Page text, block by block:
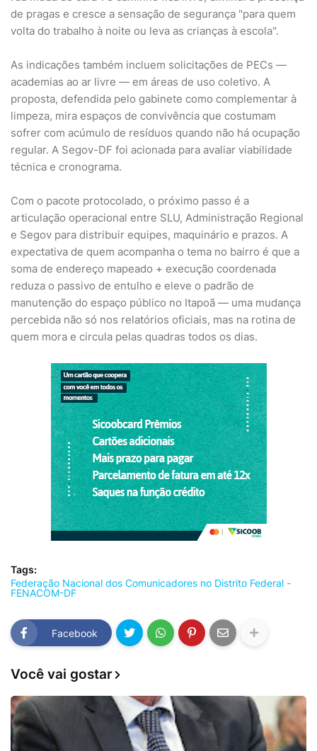
de pragas e cresce a sensação de segurança "para quem
volta do trabalho à noite ou leva as crianças à escola".
As indicações também incluem solicitações de PECs —
academias ao ar livre — em áreas de uso coletivo. A
proposta, defendida pelo gabinete como complementar à
limpeza, mira espaços de convivência que costumam
sofrer com acúmulo de resíduos quando não há ocupação
regular. A Segov-DF foi acionada para avaliar viabilidade
técnica e cronograma.
Com o pacote protocolado, o próximo passo é a
articulação operacional entre SLU, Administração Regional
e Segov para distribuir equipes, maquinário e prazos. A
expectativa de quem acompanha o tema no bairro é que a
soma de endereço mapeado + execução coordenada
reduza o passivo de entulho e eleve o padrão de
manutenção do espaço público no Itapoã — uma mudança
percebida não só nos relatórios oficiais, mas na rotina de
quem mora e circula pelas quadras todos os dias.
Tags:
Federação Nacional dos Comunicadores no Distrito Federal -
FENACOM-DF
Facebook
Você vai gostar